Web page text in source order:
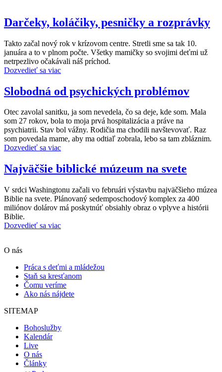
Darčeky, koláčiky, pesničky a rozprávky
Takto začal nový rok v krízovom centre. Stretli sme sa tak 10.
januára a to v plnom počte. Všetky mamičky so svojimi deťmi už
netrpezlivo očakávali náš príchod.
Dozvedieť sa viac
Slobodná od psychických problémov
Otec zavolal sanitku, ja som nevedela, čo sa deje, kde som. Mala
som 27 rokov, bola to moja prvá hospitalizácia a práve na
psychiatrii. Stav bol vážny. Rodičia ma chodili navštevovať. Raz
som povedala mame, aby ma odtiaľ zobrala, lebo sa tam zbláznim.
Dozvedieť sa viac
Najväčšie biblické múzeum na svete
V srdci Washingtonu začali vo februári výstavbu najväčšieho múzea
Biblie na svete. Plánovaný sedemposchodový komplex za 400
miliónov dolárov má poskytnúť obsiahly obraz o vplyve a histórii
Biblie.
Dozvedieť sa viac
Scroll
O nás
Práca s deťmi a mládežou
Staň sa kresťanom
Čomu veríme
Ako nás nájdete
SITEMAP
Bohoslužby
Kalendár
Live
O nás
Články